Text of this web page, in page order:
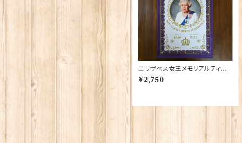
エリザベス女王メモリアルティー
タオル【EⅡR】Elgate 50130
¥2,750